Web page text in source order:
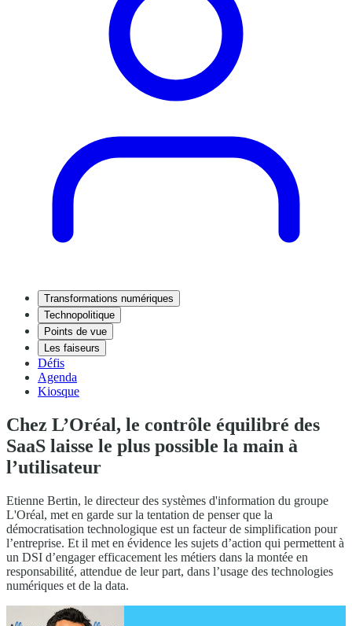
Transformations numériques
Technopolitique
Points de vue
Les faiseurs
Défis
Agenda
Kiosque
Chez L’Oréal, le contrôle équilibré des
SaaS laisse le plus possible la main à
l’utilisateur
Etienne Bertin, le directeur des systèmes d'information du groupe
L'Oréal, met en garde sur la tentation de penser que la
démocratisation technologique est un facteur de simplification pour
l’entreprise. Et il met en évidence les sujets d’action qui permettent à
un DSI d’engager efficacement les métiers dans la montée en
responsabilité, attendue de leur part, dans l’usage des technologies
numériques et de la data.